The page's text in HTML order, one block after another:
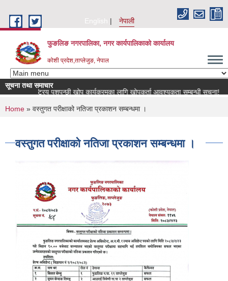
English
नेपाली
फुङलिङ नगरपालिका, नगर कार्यपालिकाको कार्यालय
कोशी प्रदेश,ताप्लेजुङ, नेपाल
सूचना तथा समाचार
राष्ट्रिय पशुपन्छी खोप कार्यक्रमका लागि खोपकर्ता आवश्यकता सम्बन्धी सूचना!
You are here
Home » वस्तुगत परीक्षाको नतिजा प्रकाशन सम्बन्धमा ।
वस्तुगत परीक्षाको नतिजा प्रकाशन सम्बन्धमा ।